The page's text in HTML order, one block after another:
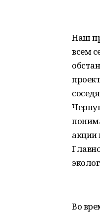
Наш
всем
акции
Во